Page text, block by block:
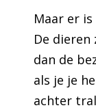
Maar er
De
dan de
als je je
achter